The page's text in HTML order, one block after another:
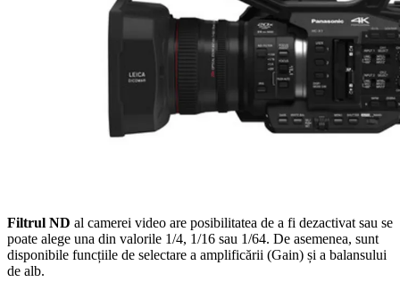
Filtrul ND al camerei video are posibilitatea de a fi dezactivat sau se
poate alege una din valorile 1/4, 1/16 sau 1/64. De asemenea, sunt
disponibile funcțiile de selectare a amplificării (Gain) și a balansului
de alb.